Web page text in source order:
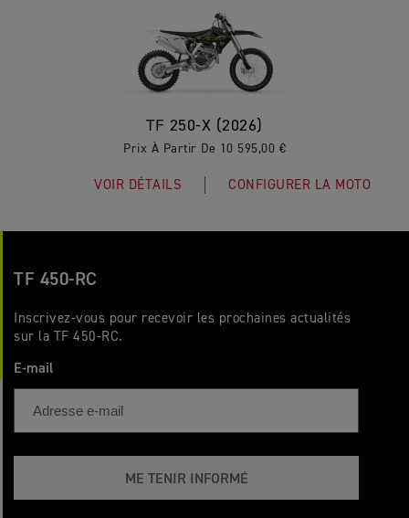
TF 250-X (2026)
Prix À Partir De 10 595,00 €
VOIR DÉTAILS CONFIGURER LA MOTO
TF 450-RC
Inscrivez-vous pour recevoir les prochaines actualités
sur la TF 450-RC.
E-mail
ME TENIR INFORMÉ